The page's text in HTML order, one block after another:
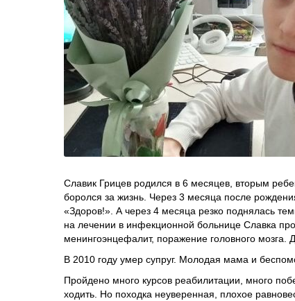
Славик Грицев родился в 6 месяцев, вторым
боролся за жизнь. Через 3 месяца после
«Здоров!». А через 4 месяца резко поднялась
на лечении в инфекционной больнице Славка
менингоэнцефалит, поражение головного
В 2010 году умер супруг. Молодая мама и
Пройдено много курсов реабилитации, много
ходить. Но походка неуверенная, плохое